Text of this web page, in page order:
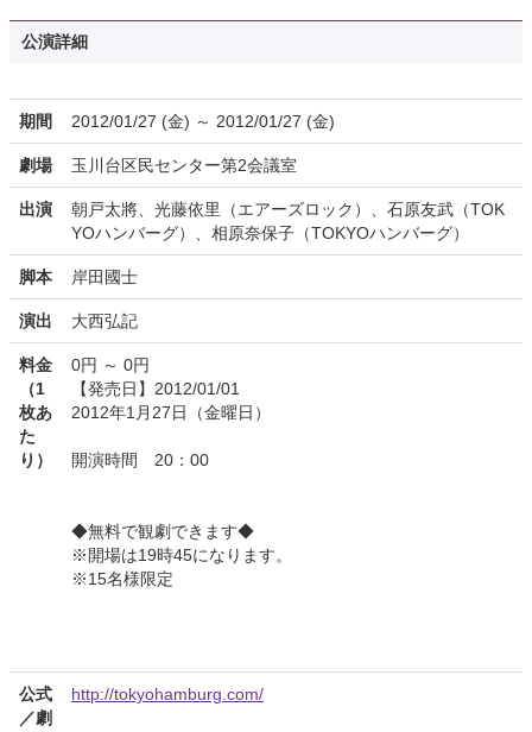
公演詳細
期間 2012/01/27 (金) ～ 2012/01/27 (金)
劇場 玉川台区民センター第2会議室
出演
朝戸太將、光藤依里（エアーズロック）、石原友武（TOK
YOハンバーグ）、相原奈保子（TOKYOハンバーグ）
脚本 岸田國士
演出 大西弘記
料金
（1
枚あ
た
り）
0円 ～ 0円
【発売日】2012/01/01
2012年1月27日（金曜日）
開演時間 20：00
◆無料で観劇できます◆
※開場は19時45になります。
※15名様限定
公式
／劇
http://tokyohamburg.com/